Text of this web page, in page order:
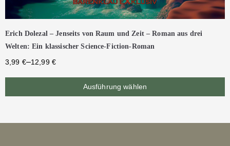
Erich Dolezal – Jenseits von Raum und Zeit – Roman aus drei
Welten: Ein klassischer Science-Fiction-Roman
3,99 €–12,99 €
Ausführung wählen